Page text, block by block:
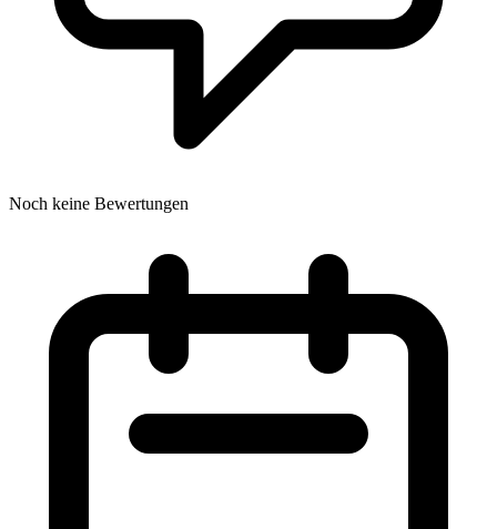
Noch keine Bewertungen